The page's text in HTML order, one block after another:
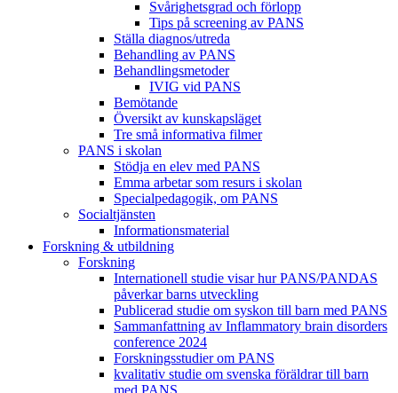
Svårighetsgrad och förlopp
Tips på screening av PANS
Ställa diagnos/utreda
Behandling av PANS
Behandlings­metoder
IVIG vid PANS
Bemötande
Översikt av kunskapsläget
Tre små informativa filmer
PANS i skolan
Stödja en elev med PANS
Emma arbetar som resurs i skolan
Specialpedagogik, om PANS
Socialtjänsten
Informationsmaterial
Forskning & utbildning
Forskning
Internationell studie visar hur PANS/PANDAS
påverkar barns utveckling
Publicerad studie om syskon till barn med PANS
Sammanfattning av Inflammatory brain disorders
conference 2024
Forskningsstudier om PANS
kvalitativ studie om svenska föräldrar till barn
med PANS